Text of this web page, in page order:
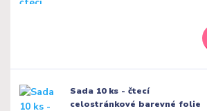
Sada 10 ks - čtecí
celostránkové barevné folie